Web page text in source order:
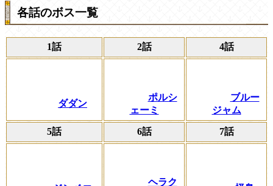
各話のボス一覧
1話 2話 4話
ダダン
ポルシ
ェーミ
ブルー
ジャム
5話 6話 7話
ヘラク